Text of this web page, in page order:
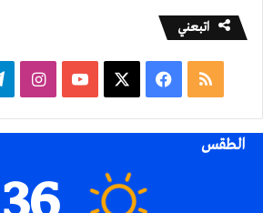
اتبعني
ملخص
الموقع
فيسبوك ‫YouTube
الطقس